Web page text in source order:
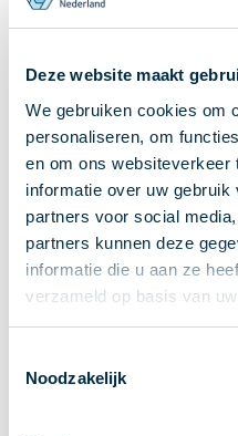
Deze website maakt
We gebruiken cookies om
personaliseren, om
en om ons websiteverkeer
informatie over uw
partners voor social
partners kunnen deze
informatie die u aan ze
verzameld op basis van
Noodzakelijk
Ontvangen van
Bijzondere
Standaarden in het
Feiten & Cijfers
Nieuws
Betaaljournaal
Publicaties
Jaarverslag
Jaarcongres 2026